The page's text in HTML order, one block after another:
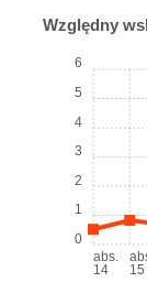
Względny
abs.
14
15
0
1
2
3
4
5
6